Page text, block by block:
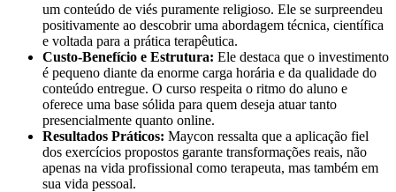
um conteúdo de viés puramente religioso. Ele se surpreendeu
positivamente ao descobrir uma abordagem técnica, científica
e voltada para a prática terapêutica.
Custo-Benefício e Estrutura: Ele destaca que o investimento
é pequeno diante da enorme carga horária e da qualidade do
conteúdo entregue. O curso respeita o ritmo do aluno e
oferece uma base sólida para quem deseja atuar tanto
presencialmente quanto online.
Resultados Práticos: Maycon ressalta que a aplicação fiel
dos exercícios propostos garante transformações reais, não
apenas na vida profissional como terapeuta, mas também em
sua vida pessoal.